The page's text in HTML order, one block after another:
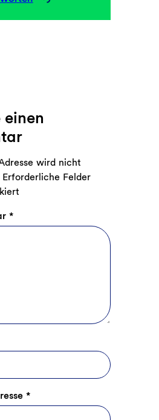
einen
wird nicht
Erforderliche Felder
*
*